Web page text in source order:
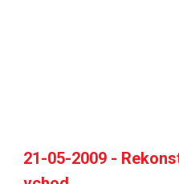
21-05-2009 -